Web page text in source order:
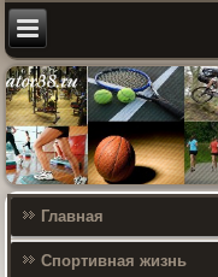
Главная
Спортивная жизнь